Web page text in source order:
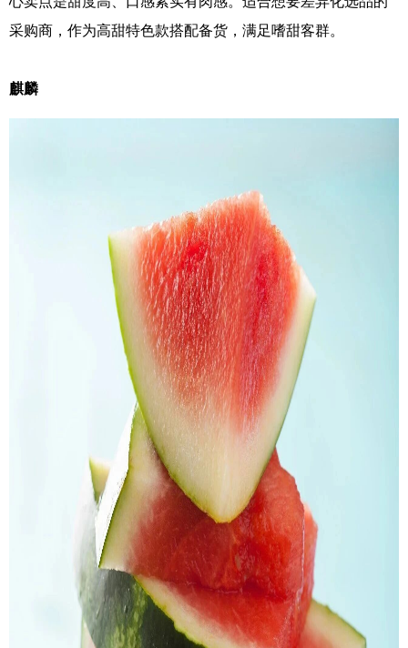
采购商，作为高甜特色款搭配备货，满足嗜甜客群。
麒麟